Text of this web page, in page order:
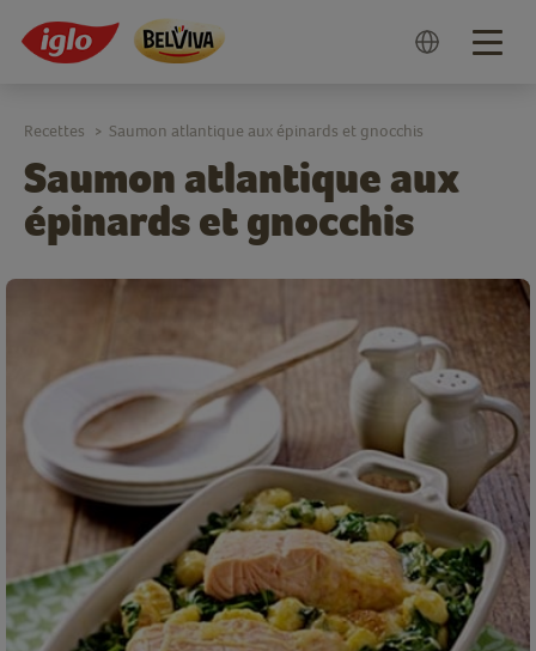
Saumon atlantique aux
épinards et gnocchis
Recettes > Saumon atlantique aux épinards et gnocchis